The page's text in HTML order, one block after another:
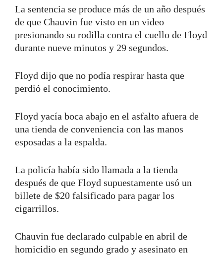
La sentencia se produce más de un año después
de que Chauvin fue visto en un video
presionando su rodilla contra el cuello de Floyd
durante nueve minutos y 29 segundos.
Floyd dijo que no podía respirar hasta que
perdió el conocimiento.
Floyd yacía boca abajo en el asfalto afuera de
una tienda de conveniencia con las manos
esposadas a la espalda.
La policía había sido llamada a la tienda
después de que Floyd supuestamente usó un
billete de $20 falsificado para pagar los
cigarrillos.
Chauvin fue declarado culpable en abril de
homicidio en segundo grado y asesinato en